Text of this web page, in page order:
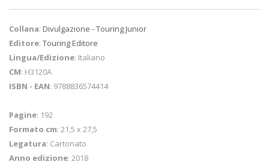
Collana: Divulgazione - Touring Junior
Editore: Touring Editore
Lingua/Edizione: Italiano
CM: H3120A
ISBN - EAN: 9788836574414
Pagine: 192
Formato cm: 21,5 x 27,5
Legatura: Cartonato
Anno edizione: 2018